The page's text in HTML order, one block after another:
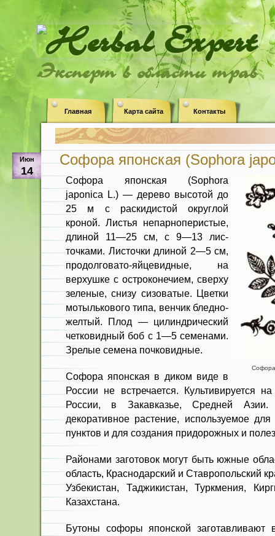
Эксперт в области трав
Главная Карта сайта Контакты
Июн
14
Софора японская (Sophora
Софора
Софора японская (Sophora
japonica L.) — дерево высотой до
25 м с раскидистой округлой
кроной. Листья непарнопе­ристые,
длиной 11—25 см, с 9—13 лис­
точками. Листочки длиной 2—5 см,
продолговато-яйцевидные, на
верхушке с остроконечием, сверху
зеленые, снизу сизоватые. Цветки
мотылькового типа, венчик бледно-
желтый. Плод — цилиндрический
четковидный боб с 1—5 се­менами.
Зрелые семена почковидные.
Софора японская в диком виде в
России не встречается. Культивируется
России, в За­кавказье, Средней
декоративное растение, используемое
пунктов и для создания придорожных и
Районами заготовок могут быть южные
область, Краснодарский и Ставрополь­ский
Узбекистан, Таджикистан, Туркмения,
Казах­стана.
Бутоны софоры японской заготав­ливают